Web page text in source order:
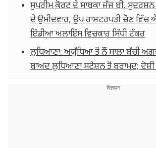
ਸੁਪਰੀਮ ਕੋਰਟ ਦੇ ਸਾਬਕਾ ਜੱਜ ਬੀ. ਸੁਦਰਸ਼ਨ
ਦੇ ਉਮੀਦਵਾਰ, ਉਪ ਰਾਸ਼ਟਰਪਤੀ ਚੋਣ ਵਿੱਚ
ਇੰਡੀਆ ਅਲਾਇੰਸ ਵਿਚਕਾਰ ਸਿੱਧੀ ਟੱਕਰ
ਲੁਧਿਆਣਾ: ਅਯੁੱਧਿਆ ਤੋਂ ਨੌਂ ਸਾਲਾ ਬੱਚੀ
ਬਾਅਦ ਲੁਧਿਆਣਾ ਸਟੇਸ਼ਨ ਤੋਂ ਬਰਾਮਦ; ਦੋਸ਼ੀ